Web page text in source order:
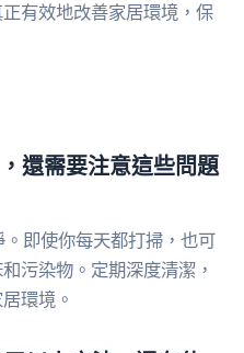
有效地改善家居環境，保
還需要注意這些問題
即使你每天都打掃，也可
污染物。定期深度清潔，
環境。